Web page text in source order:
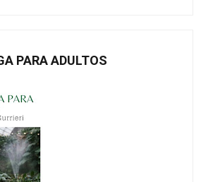
PARA ADULTOS